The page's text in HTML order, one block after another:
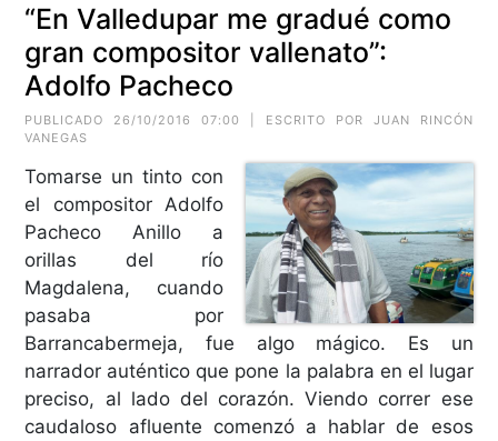
“En Valledupar me gradué como
gran compositor vallenato”:
Adolfo Pacheco
PUBLICADO 26/10/2016 07:00 | ESCRITO POR JUAN RINCÓN
VANEGAS
Tomarse un tinto con
el compositor Adolfo
Pacheco Anillo a
orillas del río
Magdalena, cuando
pasaba por
Barrancabermeja, fue algo mágico. Es un
narrador auténtico que pone la palabra en el lugar
preciso, al lado del corazón. Viendo correr ese
caudaloso afluente comenzó a hablar de esos